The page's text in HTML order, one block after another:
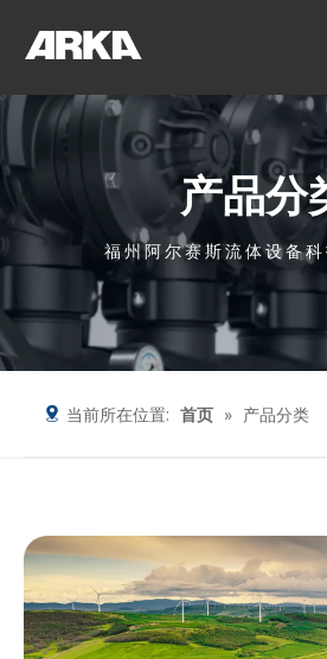
产品分
福州阿尔赛斯流体设备
当前所在位置: 首页 » 产品分类